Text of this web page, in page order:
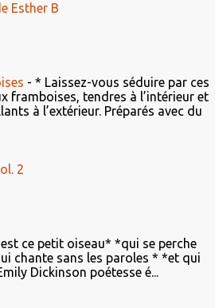
Esther B
- * Laissez-vous séduire par ces
framboises, tendres à l’intérieur et
à l’extérieur. Préparés avec du
2
ce petit oiseau* *qui se perche
chante sans les paroles * *et qui
Dickinson poétesse é...